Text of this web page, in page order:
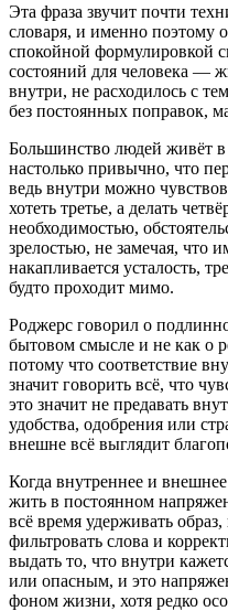
Эта фраза звучит почти
словаря, и именно поэтому
спокойной формулировкой
состояний для человека —
внутри, не расходилось с
без постоянных поправок,
Большинство людей живёт
настолько привычно, что
ведь внутри можно
хотеть третье, а делать
необходимостью,
зрелостью, не замечая, что
накапливается усталость,
будто проходит мимо.
Роджерс говорил о
бытовом смысле и не как о
потому что соответствие
значит говорить всё, что
это значит не предавать
удобства, одобрения или
внешне всё выглядит
Когда внутреннее и
жить в постоянном
всё время удерживать
фильтровать слова и
выдать то, что внутри
или опасным, и это
фоном жизни, хотя редко